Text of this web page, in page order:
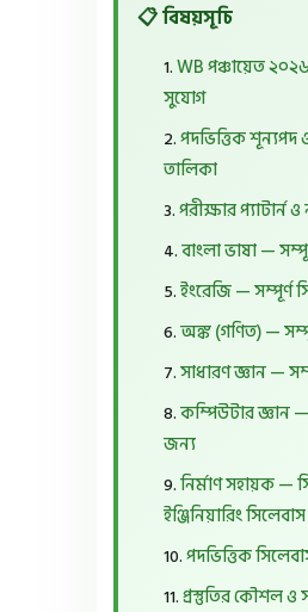
📋 বিষয়সূচি
WB পঞ্চায়েত
সুযোগ
পদভিত্তিক শূন্যপদ
তালিকা
পরীক্ষার প্যাটার্ন
বাংলা ভাষা —
ইংরেজি — সম্পূর্ণ
অঙ্ক (গণিত) —
সাধারণ জ্ঞান —
কম্পিউটার জ্ঞান
জন্য
নির্মাণ সহায়ক —
ইঞ্জিনিয়ারিং সিলেবাস
পদভিত্তিক
প্রস্তুতির কৌশল ও